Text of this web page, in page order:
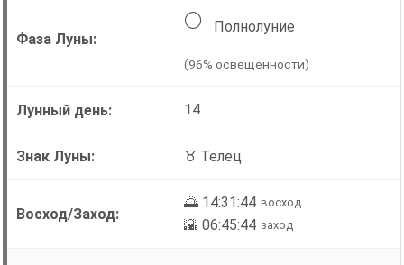
🌕 Полнолуние
(96% освещенности)
14
♉ Телец
🌅 14:31:44 восход
🌇 06:45:44 заход